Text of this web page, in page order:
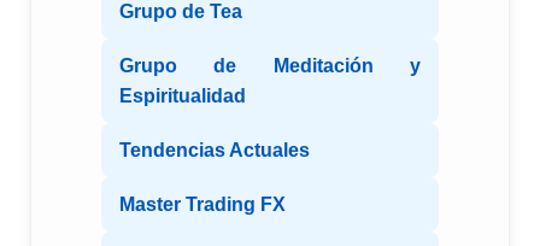
Grupo de Tea
Grupo de Meditación y
Espiritualidad
Tendencias Actuales
Master Trading FX